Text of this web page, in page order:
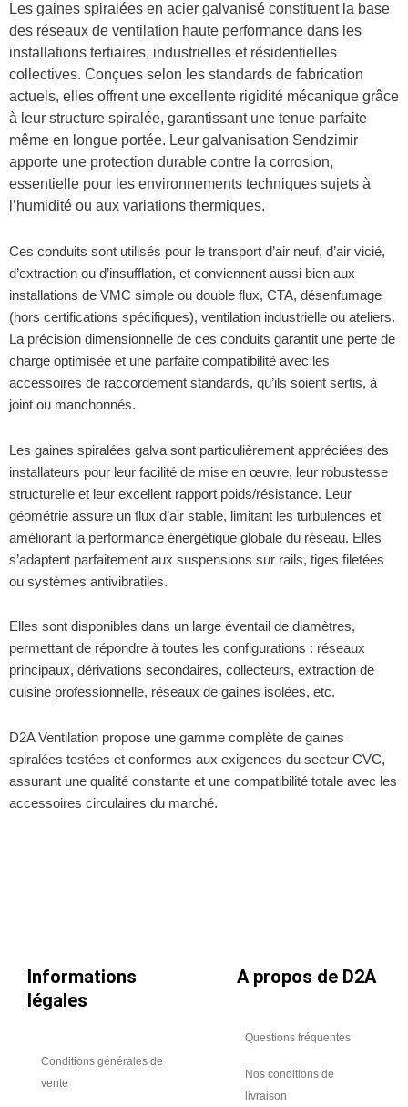
Les gaines spiralées en acier galvanisé constituent la base
des réseaux de ventilation haute performance dans les
installations tertiaires, industrielles et résidentielles
collectives. Conçues selon les standards de fabrication
actuels, elles offrent une excellente rigidité mécanique grâce
à leur structure spiralée, garantissant une tenue parfaite
même en longue portée. Leur galvanisation Sendzimir
apporte une protection durable contre la corrosion,
essentielle pour les environnements techniques sujets à
l’humidité ou aux variations thermiques.
Ces conduits sont utilisés pour le transport d’air neuf, d’air vicié,
d’extraction ou d’insufflation, et conviennent aussi bien aux
installations de VMC simple ou double flux, CTA, désenfumage
(hors certifications spécifiques), ventilation industrielle ou ateliers.
La précision dimensionnelle de ces conduits garantit une perte de
charge optimisée et une parfaite compatibilité avec les
accessoires de raccordement standards, qu’ils soient sertis, à
joint ou manchonnés.
Les gaines spiralées galva sont particulièrement appréciées des
installateurs pour leur facilité de mise en œuvre, leur robustesse
structurelle et leur excellent rapport poids/résistance. Leur
géométrie assure un flux d’air stable, limitant les turbulences et
améliorant la performance énergétique globale du réseau. Elles
s’adaptent parfaitement aux suspensions sur rails, tiges filetées
ou systèmes antivibratiles.
Elles sont disponibles dans un large éventail de diamètres,
permettant de répondre à toutes les configurations : réseaux
principaux, dérivations secondaires, collecteurs, extraction de
cuisine professionnelle, réseaux de gaines isolées, etc.
D2A Ventilation propose une gamme complète de gaines
spiralées testées et conformes aux exigences du secteur CVC,
assurant une qualité constante et une compatibilité totale avec les
accessoires circulaires du marché.
Informations
légales
Conditions générales de
vente
A propos de D2A
Questions fréquentes
Nos conditions de
livraison